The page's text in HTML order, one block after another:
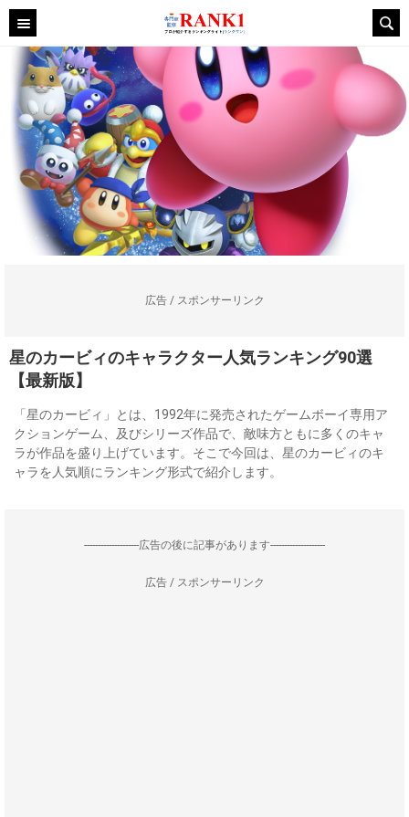
広告 / スポンサーリンク
星のカービィのキャラクター人気ランキング90選
【最新版】
「星のカービィ」とは、1992年に発売されたゲームボーイ専用ア
クションゲーム、及びシリーズ作品で、敵味方ともに多くのキャ
ラが作品を盛り上げています。そこで今回は、星のカービィのキ
ャラを人気順にランキング形式で紹介します。
--------------------広告の後に記事があります--------------------
広告 / スポンサーリンク